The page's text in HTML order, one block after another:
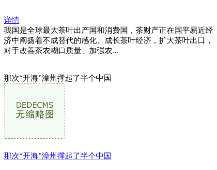
详情
我国是全球最大茶叶出产国和消费国，茶财产正在国平易近经
济中阐扬着不成替代的感化。成长茶叶经济，扩大茶叶出口，
对于改善茶农糊口质量、加强农...
那次“开海”漳州撑起了半个中国
那次“开海”漳州撑起了半个中国